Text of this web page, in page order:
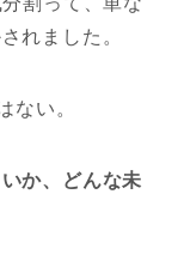
れました。
ない。
か、どんな未